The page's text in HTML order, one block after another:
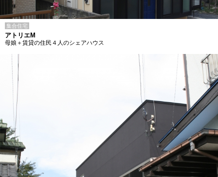
集合住宅
アトリエM
母娘＋賃貸の住民４人のシェアハウス